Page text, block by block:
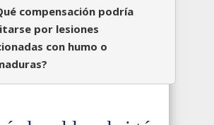
compensación podría
por lesiones
con humo o